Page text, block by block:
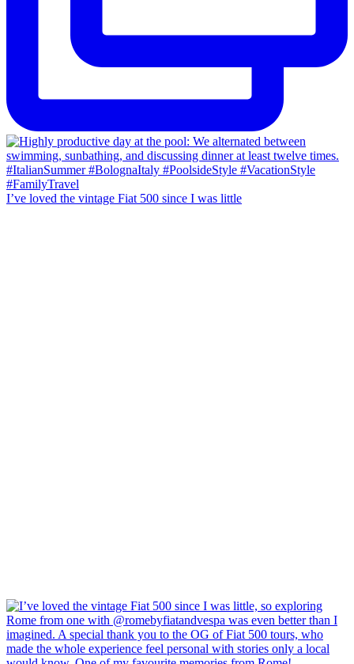
I’ve loved the vintage Fiat 500 since I was little